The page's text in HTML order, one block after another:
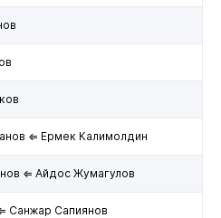
⇐ Ермек Калимолдин
⇐ Айдос Жумагулов
Санжар Сапиянов